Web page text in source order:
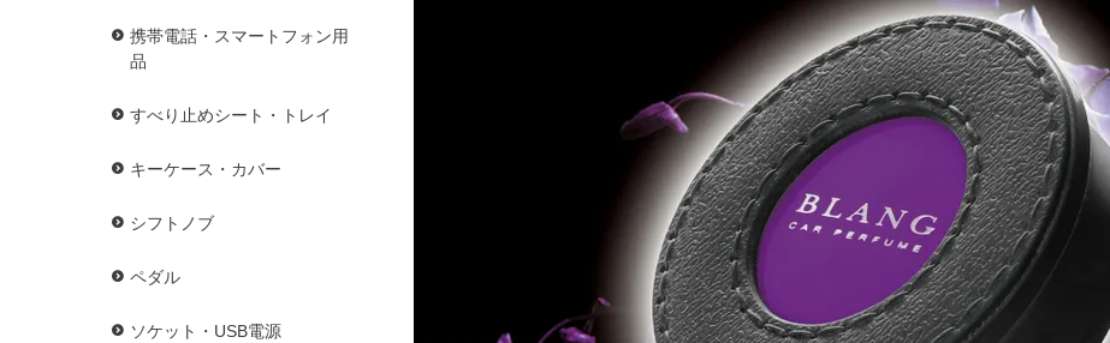
携帯電話・スマートフォン用
品
すべり止めシート・トレイ
キーケース・カバー
シフトノブ
ペダル
ソケット・USB電源